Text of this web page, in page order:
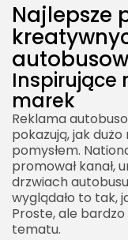
Najlepsze
Inspirujące
marek
Reklama
pokazują, jak
pomysłem.
promował kanał,
drzwiach
wyglądało to tak,
Proste, ale
tematu.